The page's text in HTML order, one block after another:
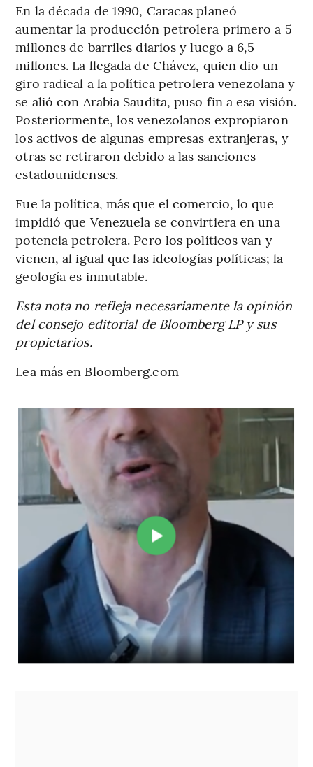
En la década de 1990, Caracas planeó
aumentar la producción petrolera primero a 5
millones de barriles diarios y luego a 6,5 ​​
millones. La llegada de Chávez, quien dio un
giro radical a la política petrolera venezolana y
se alió con Arabia Saudita, puso fin a esa visión.
Posteriormente, los venezolanos expropiaron
los activos de algunas empresas extranjeras, y
otras se retiraron debido a las sanciones
estadounidenses.
Fue la política, más que el comercio, lo que
impidió que Venezuela se convirtiera en una
potencia petrolera. Pero los políticos van y
vienen, al igual que las ideologías políticas; la
geología es inmutable.
Esta nota no refleja necesariamente la opinión
del consejo editorial de Bloomberg LP y sus
propietarios.
Lea más en Bloomberg.com